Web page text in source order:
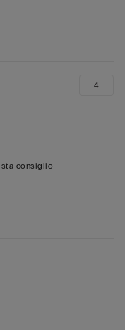
consiglio
4